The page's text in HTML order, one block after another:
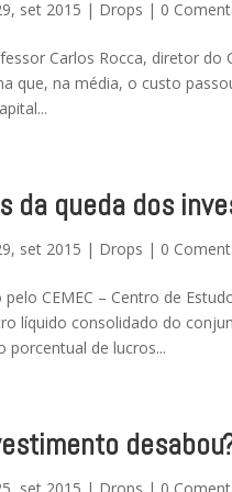
set 2015 | Drops | 0
Carlos Rocca, diretor do
que, na média, o custo
da queda dos
set 2015 | Drops | 0
CEMEC – Centro de
líquido consolidado do
porcentual de lucros...